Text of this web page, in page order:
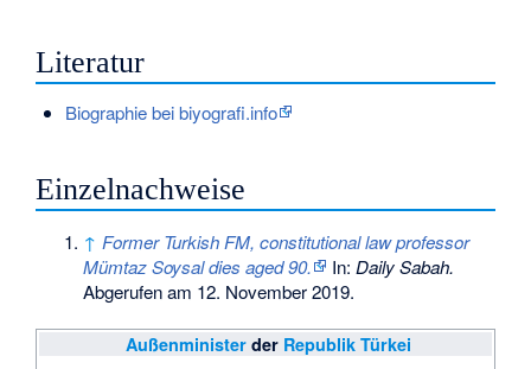
Literatur
Biographie bei biyografi.info
Einzelnachweise
↑ Former Turkish FM, constitutional law professor
Mümtaz Soysal dies aged 90.
In:Daily Sabah.
Abgerufen am 12. November 2019.
Außenministerder Republik Türkei